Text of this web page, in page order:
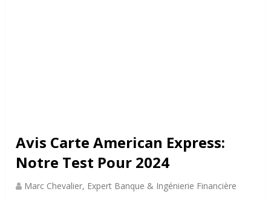
Avis Carte American Express:
Notre Test Pour 2024
Marc Chevalier, Expert Banque & Ingénierie Financière